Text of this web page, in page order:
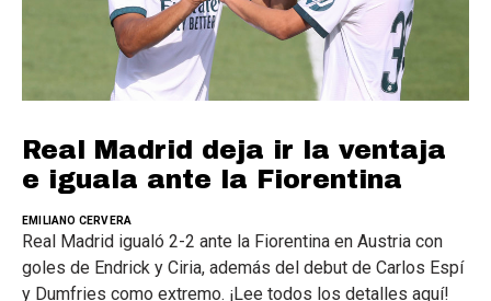
Real Madrid deja ir la ventaja
e iguala ante la Fiorentina
EMILIANO CERVERA
Real Madrid igualó 2-2 ante la Fiorentina en Austria con
goles de Endrick y Ciria, además del debut de Carlos Espí
y Dumfries como extremo. ¡Lee todos los detalles aquí!